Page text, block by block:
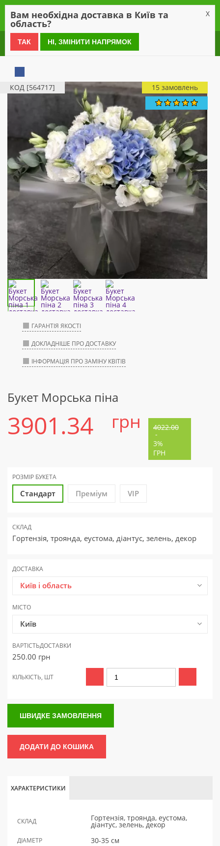
0 800 21 54 55
КОД [564717] 15 замовлень
ГАРАНТІЯ ЯКОСТІ
ДОКЛАДНІШЕ ПРО ДОСТАВКУ
ІНФОРМАЦІЯ ПРО ЗАМІНУ КВІТІВ
Букет Морська піна
3901.34 грн 4022.00
-
3%
ГРН
РОЗМІР БУКЕТА
Стандарт Преміум VIP
СКЛАД
Гортензія, троянда, еустома, діантус, зелень, декор
ДОСТАВКА
Київ і область
МІСТО
Київ
ВАРТІСТЬДОСТАВКИ
250.00 грн
КІЛЬКІСТЬ, ШТ
ШВИДКЕ ЗАМОВЛЕННЯ
ДОДАТИ ДО КОШИКА
ХАРАКТЕРИСТИКИ
СКЛАД Гортензія, троянда, еустома,
діантус, зелень, декор
ДІАМЕТР 30-35 см
Вам необхідна доставка в Київ та
область?
X
ТАК НІ, ЗМІНИТИ НАПРЯМОК